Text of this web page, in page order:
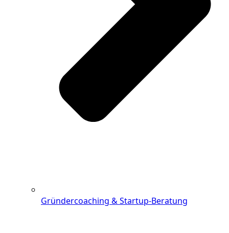
Gründercoaching & Startup-Beratung